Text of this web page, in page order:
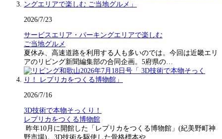
2026/7/23
サービスエリア・パーキングエリアで楽しむ
ご当地グルメ
夏休み、高速道路を利用する人も多いのでは。今回は近畿エリ
アのリビング新聞編集部の合同企画。5府県の…
2026/7/16
3D技術で本物そっくり！
レプリカをつくる博物館
昨年10月に開館した「レプリカをつくる博物館」(紀美野町神
野市場)。3D技術を駆使した骨格標本や…